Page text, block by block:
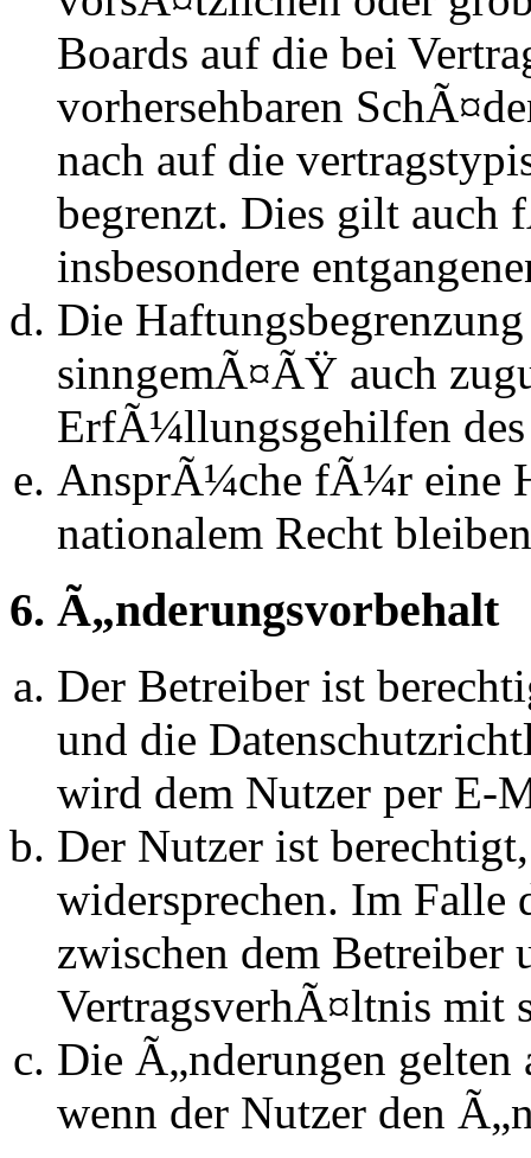
Boards auf die bei
vorhersehbaren
nach auf die
begrenzt. Dies gilt auch
insbesondere
Die
sinngemÃ¤ÃŸ auch
ErfÃ¼llungsgehilfen des
AnsprÃ¼che fÃ¼r eine
nationalem Recht
6. Ã„nderungsvorbehalt
Der Betreiber ist
und die
wird dem Nutzer per E-
Der Nutzer ist
widersprechen. Im Falle
zwischen dem Betreiber
VertragsverhÃ¤ltnis mit
Die Ã„nderungen
wenn der Nutzer den